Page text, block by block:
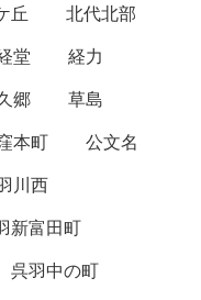
丘
北代北部
堂
経力
郷
草島
本町
公文名
川西
新富田町
呉羽中の町